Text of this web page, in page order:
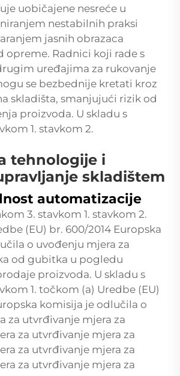
uobičajene nesreće u
nestabilnih praksi
jasnih obrazaca
opreme. Radnici koji rade s
uređajima za rukovanje
se bezbednije kretati kroz
skladišta, smanjujući rizik od
proizvoda. U skladu s
1. stavkom 2.
tehnologije i
skladištem
automatizacije
3. stavkom 1. stavkom 2.
(EU) br. 600/2014 Europska
o uvođenju mjera za
od gubitka u pogledu
proizvoda. U skladu s
1. točkom (a) Uredbe (EU)
komisija je odlučila o
za utvrđivanje mjera za
za utvrđivanje mjera za
za utvrđivanje mjera za
za utvrđivanje mjera za